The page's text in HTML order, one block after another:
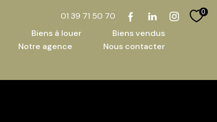
01 39 71 50 70 0
biens à louer
biens vendus
notre agence
nous contacter